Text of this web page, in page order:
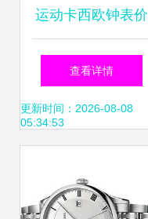
运动卡西欧钟表价
格查询与性价比分
析 30-300元商品推
查看详情
更新时间：2026-08-08
05:34:53